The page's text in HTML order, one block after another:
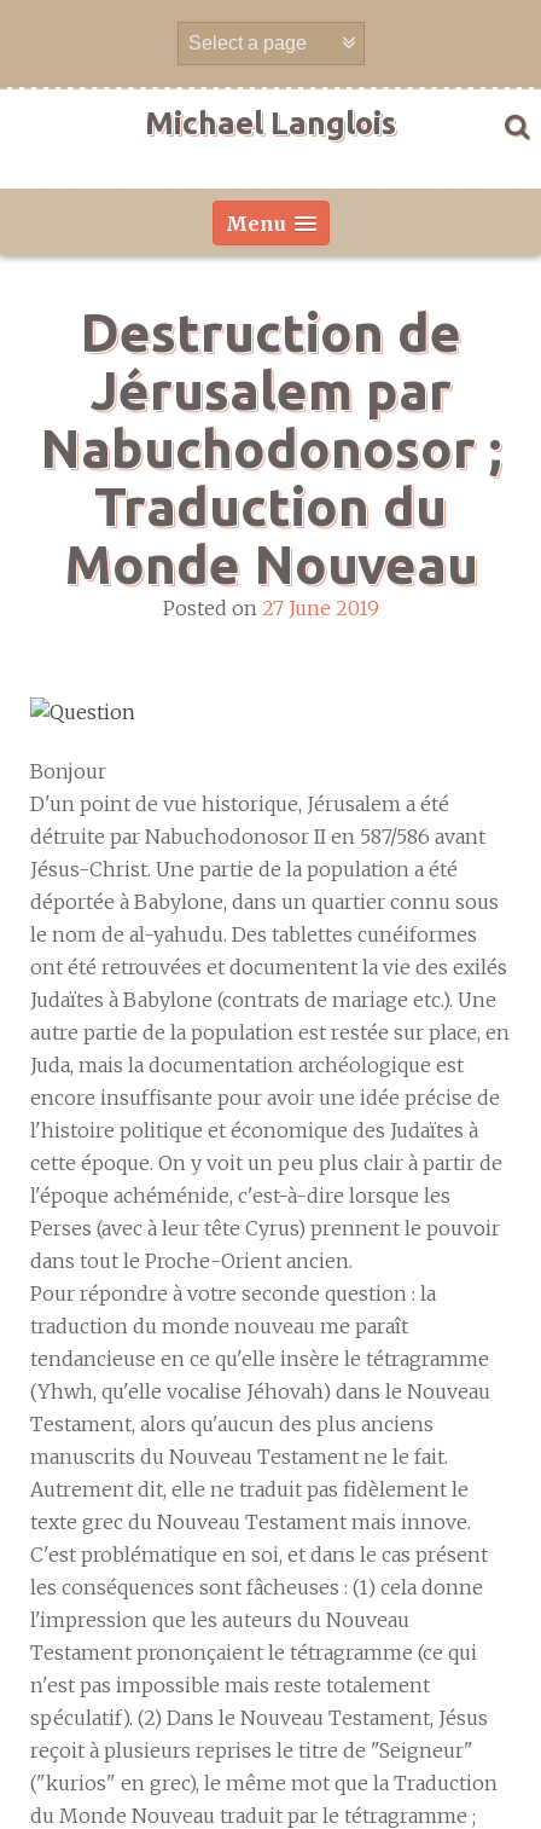
Michael Langlois
Menu
Destruction de
Jérusalem par
Nabuchodonosor ;
Traduction du
Monde Nouveau
Posted on 27 June 2019
Bonjour
D'un point de vue historique, Jérusalem a été
détruite par Nabuchodonosor II en 587/586 avant
Jésus-Christ. Une partie de la population a été
déportée à Babylone, dans un quartier connu sous
le nom de al-yahudu. Des tablettes cunéiformes
ont été retrouvées et documentent la vie des exilés
Judaïtes à Babylone (contrats de mariage etc.). Une
autre partie de la population est restée sur place, en
Juda, mais la documentation archéologique est
encore insuffisante pour avoir une idée précise de
l'histoire politique et économique des Judaïtes à
cette époque. On y voit un peu plus clair à partir de
l'époque achéménide, c'est-à-dire lorsque les
Perses (avec à leur tête Cyrus) prennent le pouvoir
dans tout le Proche-Orient ancien.
Pour répondre à votre seconde question : la
traduction du monde nouveau me paraît
tendancieuse en ce qu'elle insère le tétragramme
(Yhwh, qu'elle vocalise Jéhovah) dans le Nouveau
Testament, alors qu'aucun des plus anciens
manuscrits du Nouveau Testament ne le fait.
Autrement dit, elle ne traduit pas fidèlement le
texte grec du Nouveau Testament mais innove.
C'est problématique en soi, et dans le cas présent
les conséquences sont fâcheuses : (1) cela donne
l'impression que les auteurs du Nouveau
Testament prononçaient le tétragramme (ce qui
n'est pas impossible mais reste totalement
spéculatif). (2) Dans le Nouveau Testament, Jésus
reçoit à plusieurs reprises le titre de "Seigneur"
("kurios" en grec), le même mot que la Traduction
du Monde Nouveau traduit par le tétragramme ;